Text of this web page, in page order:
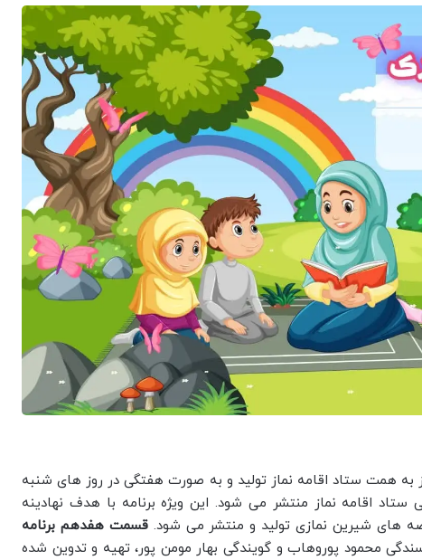
به همت ستاد اقامه نماز تولید و به صورت هفتگی در روز های شنبه
ستاد اقامه نماز منتشر می شود. این ویژه برنامه با هدف نهادینه
های شیرین نمازی تولید و منتشر می شود.قسمت هفدهم برنامه
محمود پوروهاب و گویندگی بهار مومن پور، تهیه و تدوین شده